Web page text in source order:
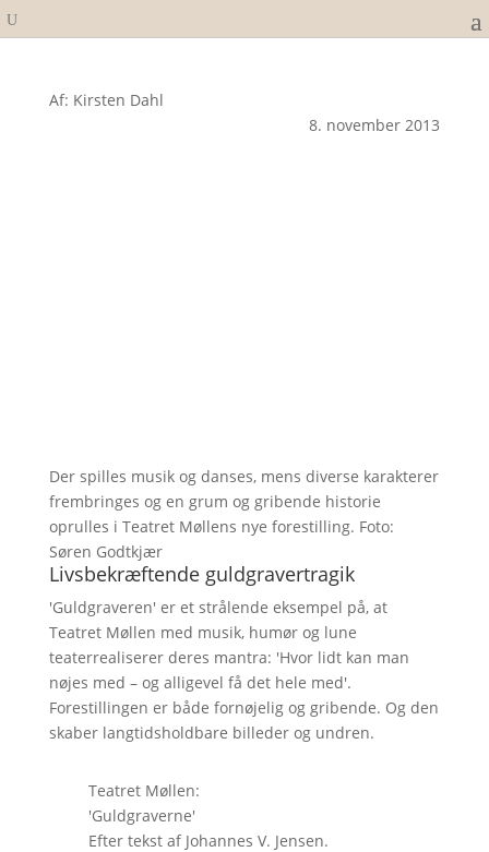
Af: Kirsten Dahl
8. november 2013
Der spilles musik og danses, mens diverse karakterer
frembringes og en grum og gribende historie
oprulles i Teatret Møllens nye forestilling. Foto:
Søren Godtkjær
Livsbekræftende guldgravertragik
'Guldgraveren' er et strålende eksempel på, at
Teatret Møllen med musik, humør og lune
teaterrealiserer deres mantra: 'Hvor lidt kan man
nøjes med – og alligevel få det hele med'.
Forestillingen er både fornøjelig og gribende. Og den
skaber langtidsholdbare billeder og undren.
Teatret Møllen:
'Guldgraverne'
Efter tekst af Johannes V. Jensen.